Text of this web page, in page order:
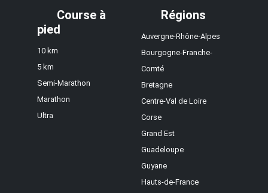
Course à
pied
10 km
5 km
Semi-Marathon
Marathon
Ultra
Régions
Auvergne-Rhône-Alpes
Bourgogne-Franche-
Comté
Bretagne
Centre-Val de Loire
Corse
Grand Est
Guadeloupe
Guyane
Hauts-de-France